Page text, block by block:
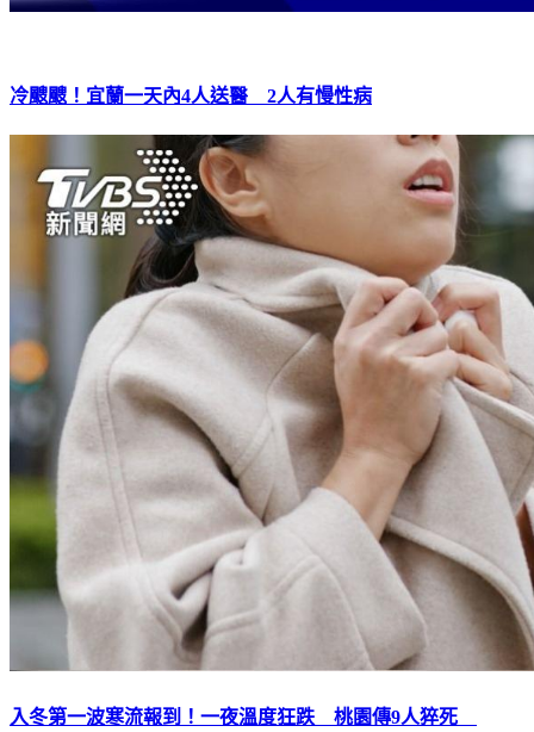
冷颼颼！宜蘭一天內4人送醫 2人有慢性病
入冬第一波寒流報到！一夜溫度狂跌 桃園傳9人猝死